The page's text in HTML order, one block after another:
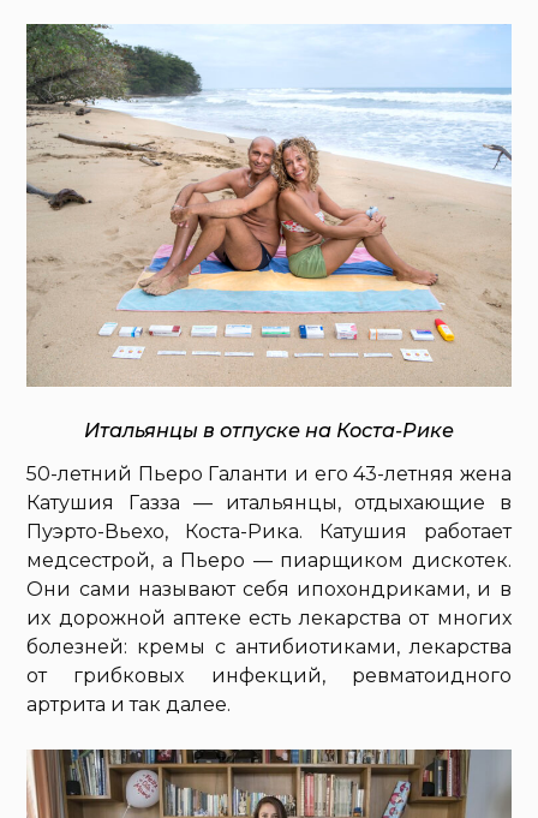
Итальянцы в отпуске на Коста-Рике
50-летний Пьеро Галанти и его 43-летняя жена
Катушия Газза — итальянцы, отдыхающие в
Пуэрто-Вьехо, Коста-Рика. Катушия работает
медсестрой, а Пьеро — пиарщиком дискотек.
Они сами называют себя ипохондриками, и в
их дорожной аптеке есть лекарства от многих
болезней: кремы с антибиотиками, лекарства
от грибковых инфекций, ревматоидного
артрита и так далее.